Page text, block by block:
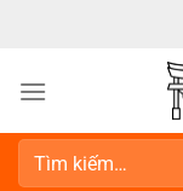
dung
Tìm
kiếm: